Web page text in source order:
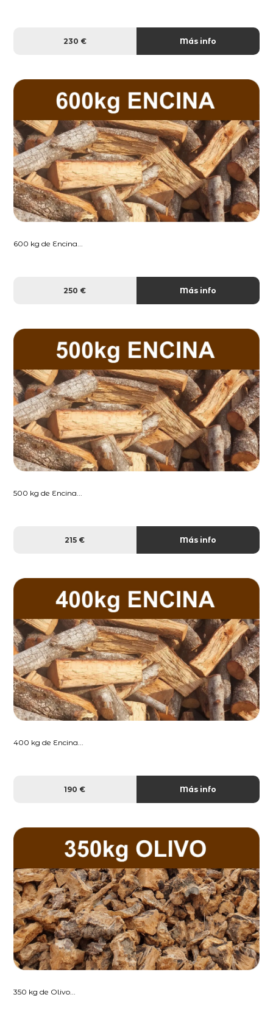
230 € Más info
600 kg de Encina...
250 € Más info
500 kg de Encina...
215 € Más info
400 kg de Encina...
190 € Más info
350 kg de Olivo...